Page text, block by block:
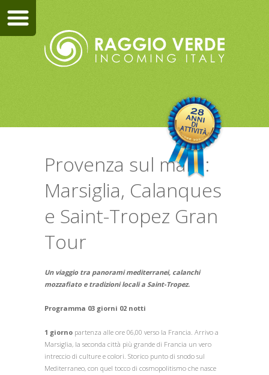
Provenza sul mare:
Marsiglia, Calanques
e Saint-Tropez Gran
Tour
Un viaggio tra panorami mediterranei, calanchi
mozzafiato e tradizioni locali a Saint-Tropez.
Programma 03 giorni 02 notti
1 giorno partenza alle ore 06,00 verso la Francia. Arrivo a
Marsiglia, la seconda città più grande di Francia un vero
intreccio di culture e colori. Storico punto di snodo sul
Mediterraneo, con quel tocco di cosmopolitismo che nasce